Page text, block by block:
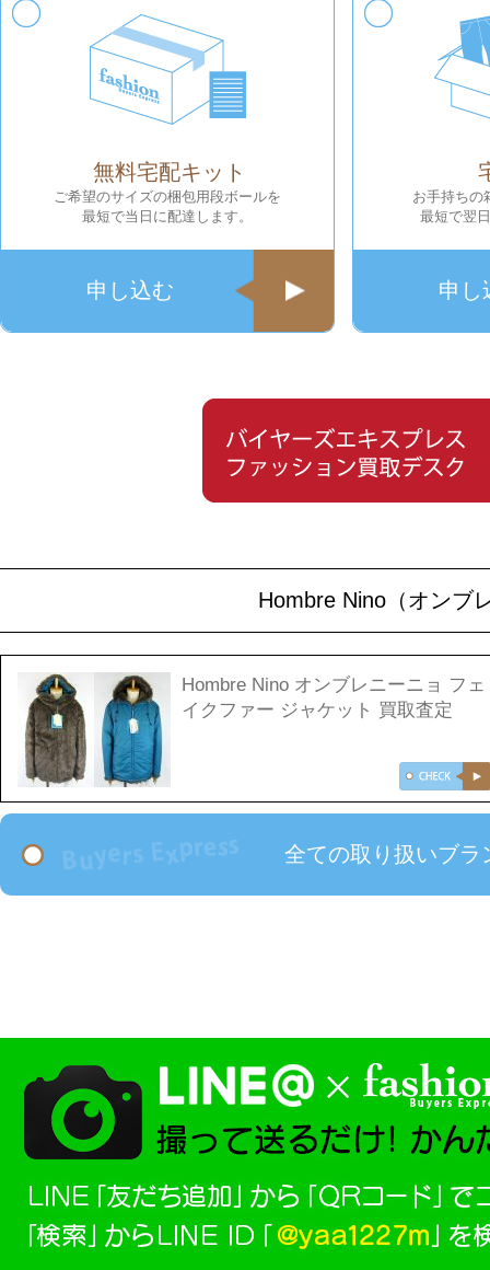
無料宅配キット
ご希望のサイズの梱包用段ボールを
最短で当日に配達します。
申し込む
お手持ちの
最短で翌
申し
Hombre Nino（オンブ
Hombre Nino オンブレニーニョ フェ
イクファー ジャケット 買取査定
全ての取り扱いブラ